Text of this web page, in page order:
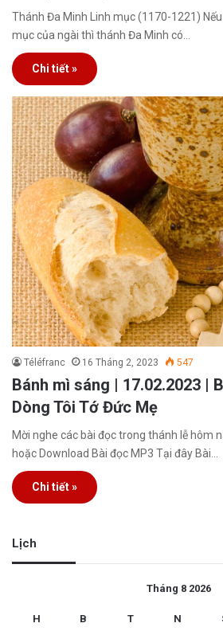
Thánh Đa Minh Linh mục (1170-1221)
mục của ngài thì thánh Đa Minh có…
Chi tiết »
Téléfranc 16 Tháng 2, 2023 547
Bánh mì sáng | 17.02.2023 |
Dòng Tôi Tớ Đức Mẹ
Mời nghe các bài đọc trong thánh lễ hôm
hoặc Download Bài đọc MP3 Tại đây Bài…
Chi tiết »
Lịch
Tháng 8 2026
H B T N